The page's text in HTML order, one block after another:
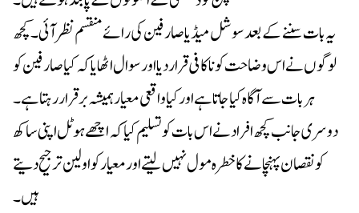
یہ بات سننے کے بعد سوشل میڈیا صارفین کی رائے منقسم نظر آئی۔ کچھ
لوگوں نے اس وضاحت کو ناکافی قرار دیا اور سوال اٹھایا کہ کیا صارفین کو
ہر بات سے آگاہ کیا جاتا ہے اور کیا واقعی معیار ہمیشہ برقرار رہتا ہے۔
دوسری جانب کچھ افراد نے اس بات کو تسلیم کیا کہ اچھے ہوٹل اپنی ساکھ
کو نقصان پہنچانے کا خطرہ مول نہیں لیتے اور معیار کو اولین ترجیح دیتے
ہیں۔